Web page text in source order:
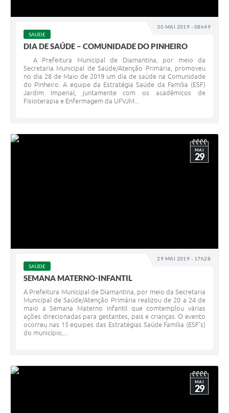
30 MAI 2019 - 08h49
SAÚDE
DIA DE SAÚDE – COMUNIDADE DO PINHEIRO
A Prefeitura Municipal de Diamantina, por meio da
Secretaria Municipal de Saúde/Atenção Primária, promoveu
no dia 28 de Maio de 2019 um dia de saúde na Comunidade
do Pinheiro. A equipe da Estratégia Saúde da Família (ESF)
Jardim Imperial, juntamente com os acadêmicos de
Fisioterapia e Enfermagem da UFVJM...
29 MAI 2019 - 17h28
MAI
29
SAÚDE
SEMANA MATERNO-INFANTIL
A Prefeitura Municipal de Diamantina, por meio da Secretaria
Municipal de Saúde/Atenção Primária realizou de 20 a 24 de
maio a Semana Materno Infantil que comtemplou várias
ações direcionadas para gestantes, pais e crianças. O evento
ocorreu nas 15 equipes das Estratégias Saúde Família (ESF’s)
do município,...
MAI
29